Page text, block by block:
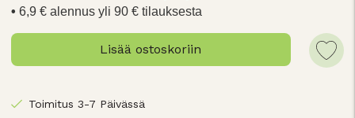
6,9 € alennus yli 90 € tilauksesta
Lisää ostoskoriin
Toimitus 3-7 Päivässä